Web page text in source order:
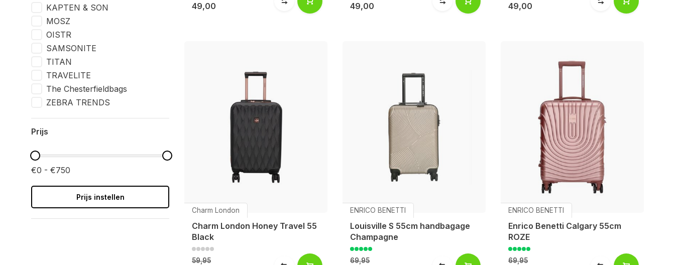
KAPTEN & SON
MOSZ
OISTR
SAMSONITE
TITAN
TRAVELITE
The Chesterfieldbags
ZEBRA TRENDS
Prijs
€0 - €750
Prijs instellen
49,00 49,00 49,00
Charm London
Charm London Honey Travel 55
Black
59,95
ENRICO BENETTI
Louisville S 55cm handbagage
Champagne
69,95
ENRICO BENETTI
Enrico Benetti Calgary 55cm
ROZE
69,95